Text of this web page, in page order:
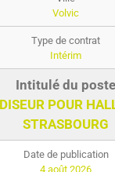
Volvic
Intérim
POUR
STRASBOURG
4 août 2026